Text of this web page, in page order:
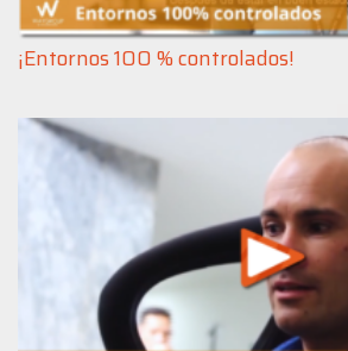
¡Entornos 100 % controlados!